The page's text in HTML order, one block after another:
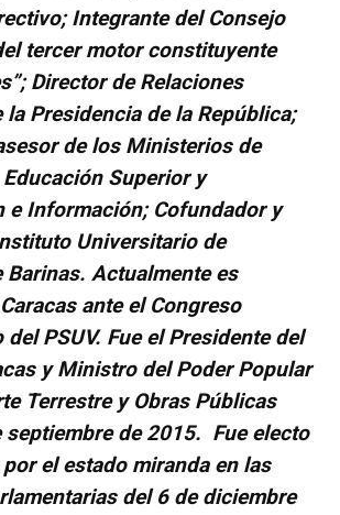
Integrante del Consejo
tercer motor constituyente
Director de Relaciones
la Presidencia de la República;
de los Ministerios de
Superior y
e Información; Cofundador y
Universitario de
Barinas. Actualmente es
ante el Congreso
PSUV. Fue el Presidente del
y Ministro del Poder Popular
Terrestre y Obras Públicas
septiembre de 2015. Fue electo
el estado miranda en las
del 6 de diciembre